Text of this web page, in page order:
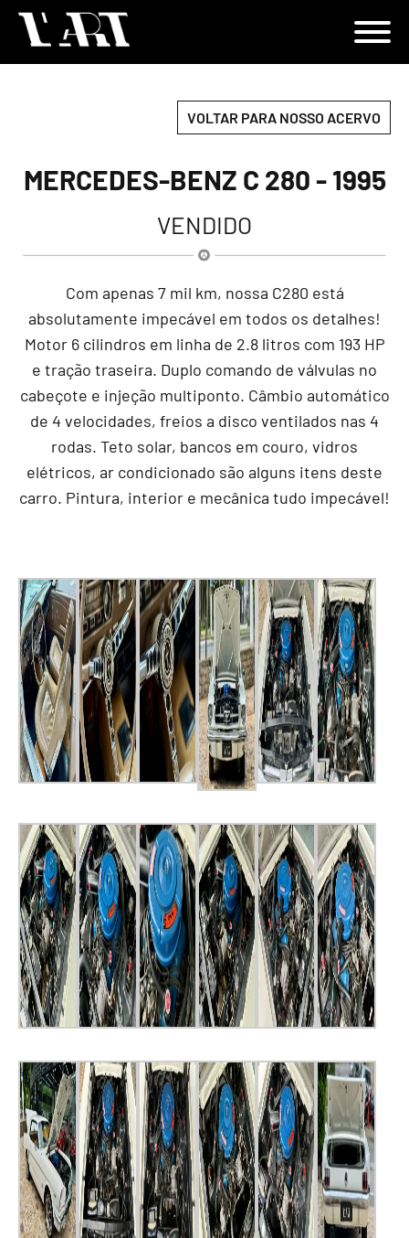
VOLTAR PARA NOSSO ACERVO
MERCEDES-BENZ C 280 - 1995
VENDIDO
Com apenas 7 mil km, nossa C280 está
absolutamente impecável em todos os detalhes!
Motor 6 cilindros em linha de 2.8 litros com 193 HP
e tração traseira. Duplo comando de válvulas no
cabeçote e injeção multiponto. Câmbio automático
de 4 velocidades, freios a disco ventilados nas 4
rodas. Teto solar, bancos em couro, vidros
elétricos, ar condicionado são alguns itens deste
carro. Pintura, interior e mecânica tudo impecável!